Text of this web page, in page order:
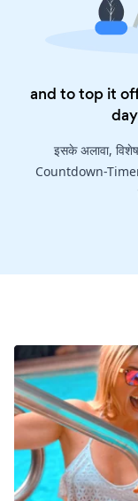
and to top it off,
इसके अलावा,
Countdown-